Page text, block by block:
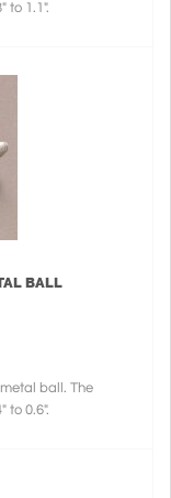
to 1.1".
BALL
ball. The
to 0.6".